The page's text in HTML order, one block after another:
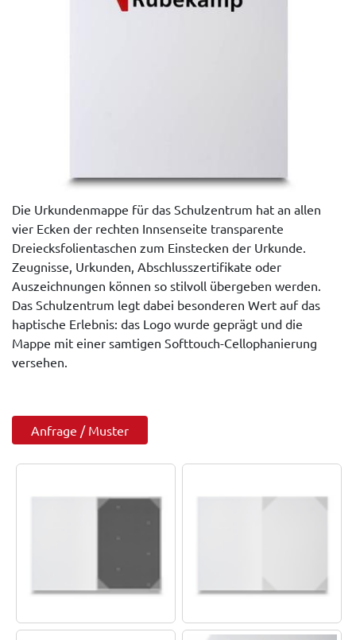
Die Urkundenmappe für das Schulzentrum hat an allen
vier Ecken der rechten Innsenseite transparente
Dreiecksfolientaschen zum Einstecken der Urkunde.
Zeugnisse, Urkunden, Abschlusszertifikate oder
Auszeichnungen können so stilvoll übergeben werden.
Das Schulzentrum legt dabei besonderen Wert auf das
haptische Erlebnis: das Logo wurde geprägt und die
Mappe mit einer samtigen Softtouch-Cellophanierung
versehen.
Anfrage / Muster